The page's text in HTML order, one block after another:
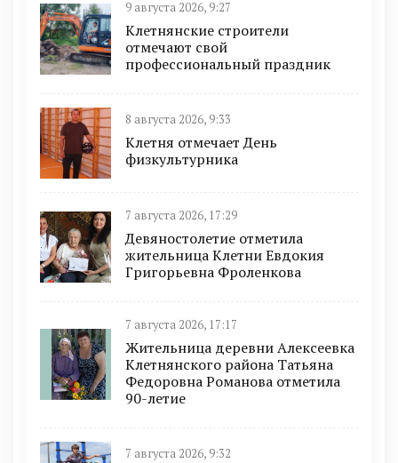
9 августа 2026, 9:27
Клетнянские строители
отмечают свой
профессиональный праздник
8 августа 2026, 9:33
Клетня отмечает День
физкультурника
7 августа 2026, 17:29
Девяностолетие отметила
жительница Клетни Евдокия
Григорьевна Фроленкова
7 августа 2026, 17:17
Жительница деревни Алексеевка
Клетнянского района Татьяна
Федоровна Романова отметила
90-летие
7 августа 2026, 9:32